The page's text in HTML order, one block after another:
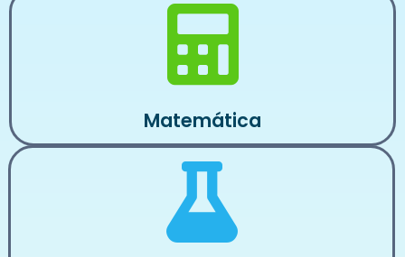
Matemática